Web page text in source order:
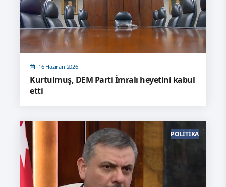
16 Haziran 2026
Kurtulmuş, DEM Parti İmralı heyetini kabul
etti
POLITIKA